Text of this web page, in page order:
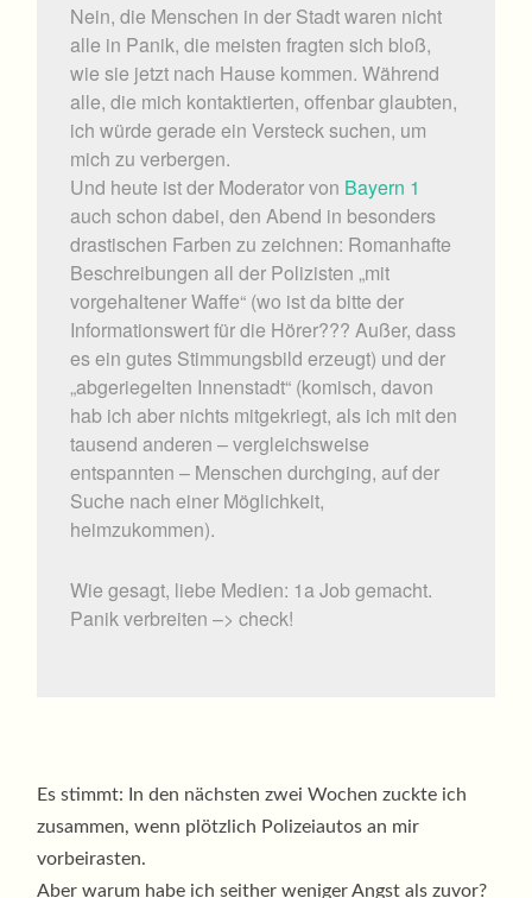
Nein, die Menschen in der Stadt waren nicht
alle in Panik, die meisten fragten sich bloß,
wie sie jetzt nach Hause kommen. Während
alle, die mich kontaktierten, offenbar glaubten,
ich würde gerade ein Versteck suchen, um
mich zu verbergen.
Und heute ist der Moderator von Bayern 1
auch schon dabei, den Abend in besonders
drastischen Farben zu zeichnen: Romanhafte
Beschreibungen all der Polizisten „mit
vorgehaltener Waffe“ (wo ist da bitte der
Informationswert für die Hörer??? Außer, dass
es ein gutes Stimmungsbild erzeugt) und der
„abgeriegelten Innenstadt“ (komisch, davon
hab ich aber nichts mitgekriegt, als ich mit den
tausend anderen – vergleichsweise
entspannten – Menschen durchging, auf der
Suche nach einer Möglichkeit,
heimzukommen).
Wie gesagt, liebe Medien: 1a Job gemacht.
Panik verbreiten –> check!
Es stimmt: In den nächsten zwei Wochen zuckte ich
zusammen, wenn plötzlich Polizeiautos an mir
vorbeirasten.
Aber warum habe ich seither weniger Angst als zuvor?